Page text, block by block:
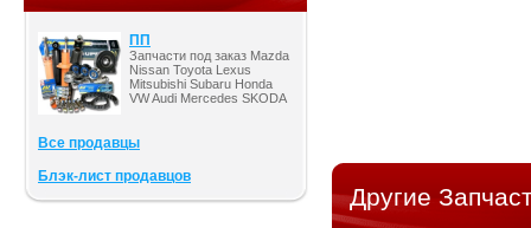
ПП
Запчасти под заказ Mazda
Nissan Toyota Lexus
Mitsubishi Subaru Honda
VW Audi Mercedes SKODA
Все продавцы
Блэк-лист продавцов
Другие